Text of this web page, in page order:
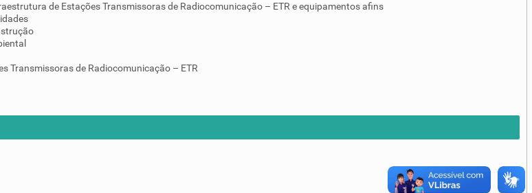
de Estações Transmissoras de Radiocomunicação – ETR e equipamentos afins
Transmissoras de Radiocomunicação – ETR